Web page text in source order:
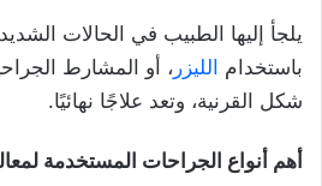
يلجأ إليها الطبيب في الحالات
باستخدام الليزر ، أو المشارط
شكل القرنية، وتعد علاجًا نهائيًا.
أهم أنواع الجراحات المستخدمة